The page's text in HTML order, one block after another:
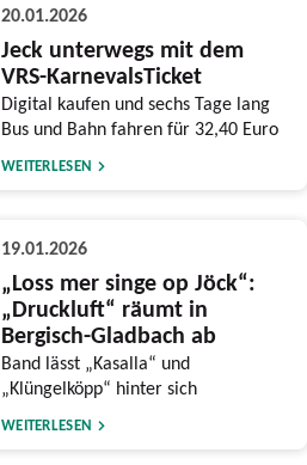
20.01.2026
Jeck unterwegs mit dem
VRS-KarnevalsTicket
Digital kaufen und sechs Tage lang
Bus und Bahn fahren für 32,40 Euro
WEITERLESEN
19.01.2026
„Loss mer singe op Jöck“:
„Druckluft“ räumt in
Bergisch-Gladbach ab
Band lässt „Kasalla“ und
„Klüngelköpp“ hinter sich
WEITERLESEN